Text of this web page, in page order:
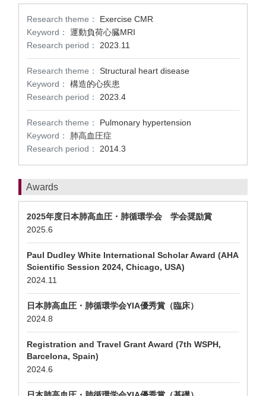
Research theme：
Exercise CMR
Keyword：
運動負荷心臓MRI
Research period：
2023.11
Research theme：
Structural heart disease
Keyword：
構造的心疾患
Research period：
2023.4
Research theme：
Pulmonary hypertension
Keyword：
肺高血圧症
Research period：
2014.3
Awards
2025年度日本肺高血圧・肺循環学会 学会奨励賞
2025.6
Paul Dudley White International Scholar Award (AHA
Scientific Session 2024, Chicago, USA)
2024.11
日本肺高血圧・肺循環学会YIA優秀賞（臨床）
2024.8
Registration and Travel Grant Award (7th WSPH,
Barcelona, Spain)
2024.6